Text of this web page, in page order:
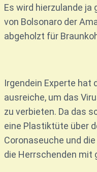
Es wird hierzulande
von Bolsonaro der
abgeholzt für
Irgendein Experte hat
ausreiche, um das
zu verbieten. Da das
eine Plastiktüte über
Coronaseuche und
die Herrschenden mit